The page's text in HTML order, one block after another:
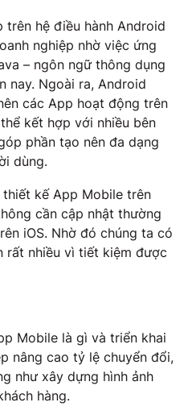
hệ điều hành Android
nghiệp nhờ việc ứng
– ngôn ngữ thông dụng
nay. Ngoài ra, Android
các App hoạt động trên
kết hợp với nhiều bên
phần tạo nên đa dạng
dùng.
kế App Mobile trên
cần cập nhật thường
iOS. Nhờ đó chúng ta có
rất nhiều vì tiết kiệm được
Mobile là gì và triển khai
nâng cao tỷ lệ chuyển đổi,
như xây dựng hình ảnh
hàng.